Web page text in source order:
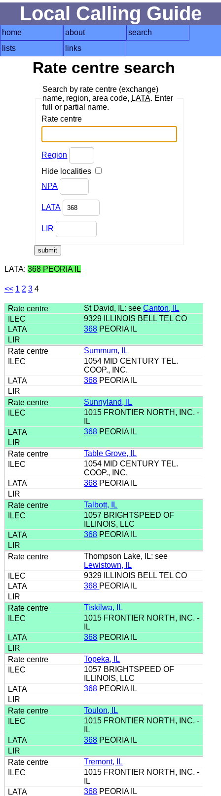
Local Calling Guide
home about
search
lists
links
Rate centre search
Search by rate centre (exchange)
name, region, area code, LATA. Enter
full or partial name.
Rate centre
Region
Hide localities
NPA
LATA
LIR
LATA: 368 PEORIA IL
<< 1 2 3 4
St David, IL: seeCanton, IL
9329 ILLINOIS BELL TEL CO
368 PEORIA IL
Summum, IL
1054 MID CENTURY TEL.
COOP., INC.
368 PEORIA IL
Sunnyland, IL
1015 FRONTIER NORTH, INC. -
IL
368 PEORIA IL
Table Grove, IL
1054 MID CENTURY TEL.
COOP., INC.
368 PEORIA IL
Talbott, IL
1057 BRIGHTSPEED OF
ILLINOIS, LLC
368 PEORIA IL
Thompson Lake, IL: see
Lewistown, IL
9329 ILLINOIS BELL TEL CO
368 PEORIA IL
Tiskilwa, IL
1015 FRONTIER NORTH, INC. -
IL
368 PEORIA IL
Topeka, IL
1057 BRIGHTSPEED OF
ILLINOIS, LLC
368 PEORIA IL
Toulon, IL
1015 FRONTIER NORTH, INC. -
IL
368 PEORIA IL
Tremont, IL
1015 FRONTIER NORTH, INC. -
IL
368 PEORIA IL